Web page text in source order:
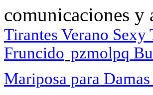
comunicaciones y
Tirantes Verano Sexy
Fruncido-pzmolpq
Mariposa para